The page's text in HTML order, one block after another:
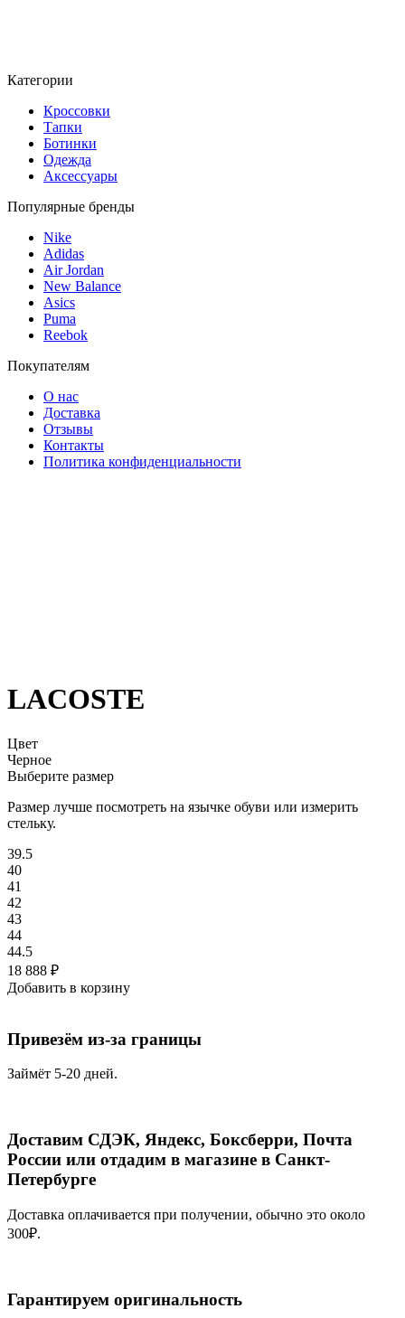
Категории
Кроссовки
Тапки
Ботинки
Одежда
Аксессуары
Популярные бренды
Nike
Adidas
Air Jordan
New Balance
Asics
Puma
Reebok
Покупателям
О нас
Доставка
Отзывы
Контакты
Политика конфиденциальности
LACOSTE
Цвет
Черное
Выберите размер
Размер лучше посмотреть на язычке обуви или измерить
стельку.
39.5
40
41
42
43
44
44.5
18 888 ₽
Добавить в корзину
Привезём из-за границы
Займёт 5-20 дней.
Доставим СДЭК, Яндекс, Боксберри, Почта
России или отдадим в магазине в Санкт-
Петербурге
Доставка оплачивается при получении, обычно это около
300₽.
Гарантируем оригинальность